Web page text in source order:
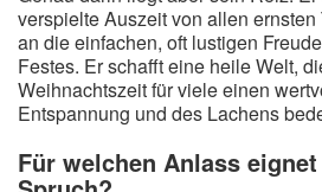
verspielte Auszeit von allen
an die einfachen, oft lustigen
Festes. Er schafft eine heile Welt,
Weihnachtszeit für viele einen
Entspannung und des Lachens
Für welchen Anlass